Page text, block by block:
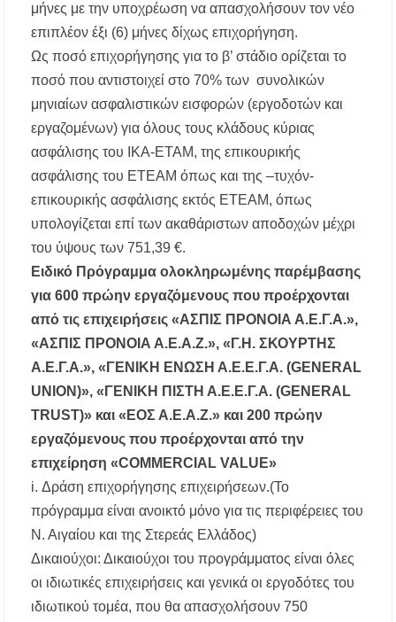
μήνες με την υποχρέωση να απασχολήσουν τον νέο
επιπλέον έξι (6) μήνες δίχως επιχορήγηση.
Ως ποσό επιχορήγησης για το β’ στάδιο ορίζεται το
ποσό που αντιστοιχεί στο 70% των συνολικών
μηνιαίων ασφαλιστικών εισφορών (εργοδοτών και
εργαζομένων) για όλους τους κλάδους κύριας
ασφάλισης του ΙΚΑ-ΕΤΑΜ, της επικουρικής
ασφάλισης του ΕΤΕΑΜ όπως και της –τυχόν-
επικουρικής ασφάλισης εκτός ΕΤΕΑΜ, όπως
υπολογίζεται επί των ακαθάριστων αποδοχών μέχρι
του ύψους των 751,39 €.
Ειδικό Πρόγραμμα ολοκληρωμένης παρέμβασης
για 600 πρώην εργαζόμενους που προέρχονται
από τις επιχειρήσεις «ΑΣΠΙΣ ΠΡΟΝΟΙΑ Α.Ε.Γ.Α.»,
«ΑΣΠΙΣ ΠΡΟΝΟΙΑ Α.Ε.Α.Ζ.», «Γ.Η. ΣΚΟΥΡΤΗΣ
Α.Ε.Γ.Α.», «ΓΕΝΙΚΗ ΕΝΩΣΗ Α.Ε.Ε.Γ.Α. (GENERAL
UNION)», «ΓΕΝΙΚΗ ΠΙΣΤΗ Α.Ε.Ε.Γ.Α. (GENERAL
TRUST)» και «ΕΟΣ Α.Ε.Α.Ζ.» και 200 πρώην
εργαζόμενους που προέρχονται από την
επιχείρηση «COMMERCIAL VALUE»
i. Δράση επιχορήγησης επιχειρήσεων.(Το
πρόγραμμα είναι ανοικτό μόνο για τις περιφέρειες του
Ν. Αιγαίου και της Στερεάς Ελλάδος)
Δικαιούχοι: Δικαιούχοι του προγράμματος είναι όλες
οι ιδιωτικές επιχειρήσεις και γενικά οι εργοδότες του
ιδιωτικού τομέα, που θα απασχολήσουν 750